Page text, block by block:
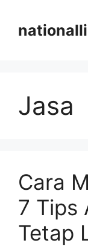
content
Jasa
Cara
7 Tips
Tetap